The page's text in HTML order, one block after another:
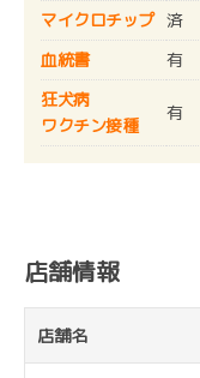
マイクロチップ 済
血統書
有
狂犬病
ワクチン接種
有
店舗情報
店舗名